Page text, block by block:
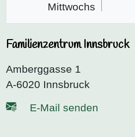
Mittwochs
Familienzentrum Innsbruck
Amberggasse 1
A-6020 Innsbruck
E-Mail senden